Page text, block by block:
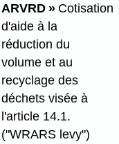
ARVRD »Cotisation
d'aide à la
réduction du
volume et au
recyclage des
déchets visée à
l'article 14.1.
("WRARS levy")